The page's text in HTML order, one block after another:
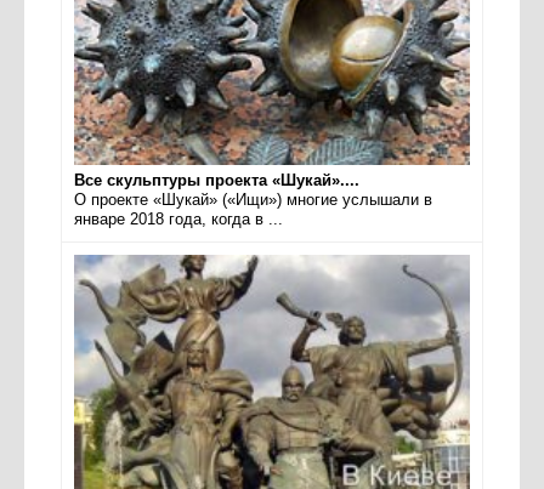
Все скульптуры проекта «Шукай»....
О проекте «Шукай» («Ищи») многие услышали в
январе 2018 года, когда в ...